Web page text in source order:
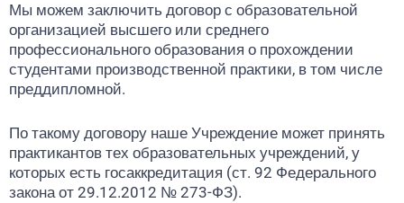
Мы можем заключить договор с образовательной
организацией высшего или среднего
профессионального образования о прохождении
студентами производственной практики, в том числе
преддипломной.
По такому договору наше Учреждение может принять
практикантов тех образовательных учреждений, у
которых есть госаккредитация (ст. 92 Федерального
закона от 29.12.2012 № 273-ФЗ).